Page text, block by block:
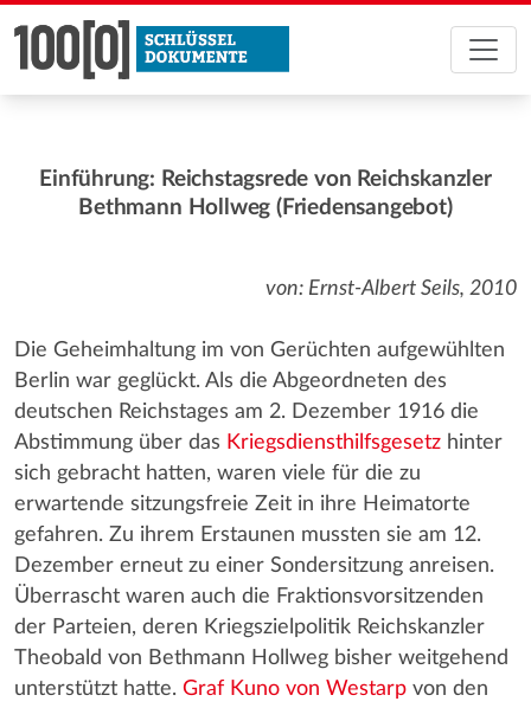
Einführung: Reichstagsrede von Reichskanzler
Bethmann Hollweg (Friedensangebot)
von: Ernst-Albert Seils, 2010
Die Geheimhaltung im von Gerüchten aufgewühlten
Berlin war geglückt. Als die Abgeordneten des
deutschen Reichstages am 2. Dezember 1916 die
Abstimmung über das Kriegsdiensthilfsgesetz hinter
sich gebracht hatten, waren viele für die zu
erwartende sitzungsfreie Zeit in ihre Heimatorte
gefahren. Zu ihrem Erstaunen mussten sie am 12.
Dezember erneut zu einer Sondersitzung anreisen.
Überrascht waren auch die Fraktionsvorsitzenden
der Parteien, deren Kriegszielpolitik Reichskanzler
Theobald von Bethmann Hollweg bisher weitgehend
unterstützt hatte. Graf Kuno von Westarp von den